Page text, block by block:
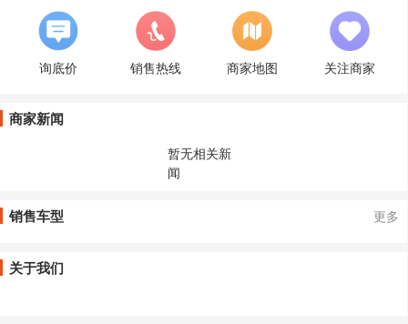
询底价 销售热线 商家地图 关注商家
商家新闻
暂无相关新
闻
销售车型 更多
关于我们